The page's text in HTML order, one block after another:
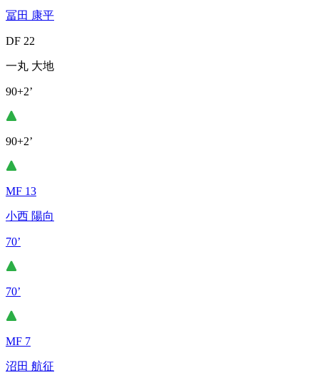
冨田 康平
DF 22
一丸 大地
90+2’
90+2’
MF 13
小西 陽向
70’
70’
MF 7
沼田 航征